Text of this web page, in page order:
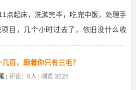
点起床，洗漱完毕，吃完中饭，处理手
目，几个小时过去了，依旧没什么收
而且短命。很多人都劝我找一...
百，跟着你只有三毛？
| 评论：8人 | 浏览:3528